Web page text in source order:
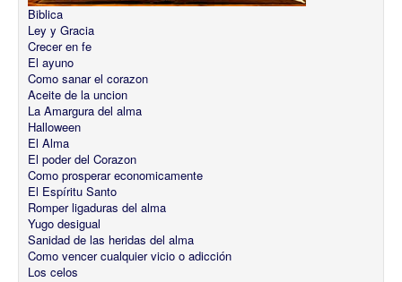
Biblica
Ley y Gracia
Crecer en fe
El ayuno
Como sanar el corazon
Aceite de la uncion
La Amargura del alma
Halloween
El Alma
El poder del Corazon
Como prosperar economicamente
El Espíritu Santo
Romper ligaduras del alma
Yugo desigual
Sanidad de las heridas del alma
Como vencer cualquier vicio o adicción
Los celos